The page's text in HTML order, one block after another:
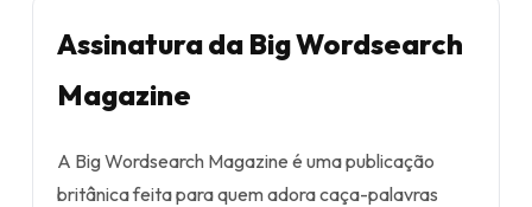
Assinatura da Big Wordsearch
Magazine
A Big Wordsearch Magazine é uma publicação
britânica feita para quem adora caça-palavras